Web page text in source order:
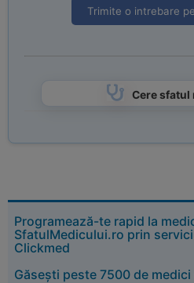
Trimite o intrebare
Cere sfatul
Programează-te rapid la
SfatulMedicului.ro prin
Clickmed
Găsești peste 7500 de